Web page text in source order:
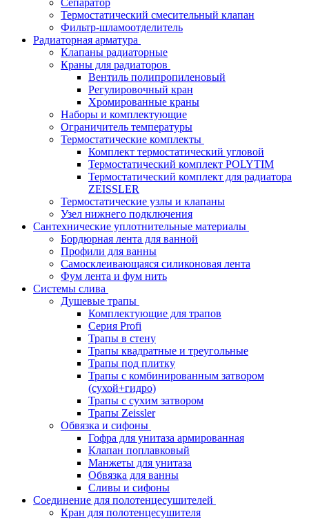
Сепаратор
Термостатический смесительный клапан
Фильтр-шламоотделитель
Радиаторная арматура
Клапаны радиаторные
Краны для радиаторов
Вентиль полипропиленовый
Регулировочный кран
Хромированные краны
Наборы и комплектующие
Ограничитель температуры
Термостатические комплекты
Комплект термостатический угловой
Термостатический комплект POLYTIM
Термостатический комплект для радиатора
ZEISSLER
Термостатические узлы и клапаны
Узел нижнего подключения
Сантехнические уплотнительные материалы
Бордюрная лента для ванной
Профили для ванны
Самосклеивающаяся силиконовая лента
Фум лента и фум нить
Системы слива
Душевые трапы
Комплектующие для трапов
Серия Profi
Трапы в стену
Трапы квадратные и треугольные
Трапы под плитку
Трапы с комбинированным затвором
(сухой+гидро)
Трапы с сухим затвором
Трапы Zeissler
Обвязка и сифоны
Гофра для унитаза армированная
Клапан поплавковый
Манжеты для унитаза
Обвязка для ванны
Сливы и сифоны
Соединение для полотенцесушителей
Кран для полотенцесушителя